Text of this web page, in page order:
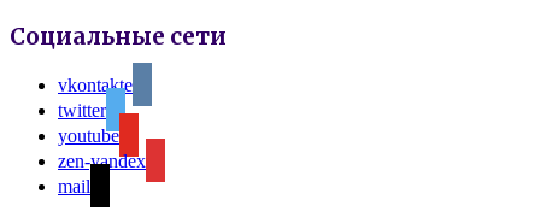
Социальные сети
vkontakte
twitter
youtube
zen-yandex
mail